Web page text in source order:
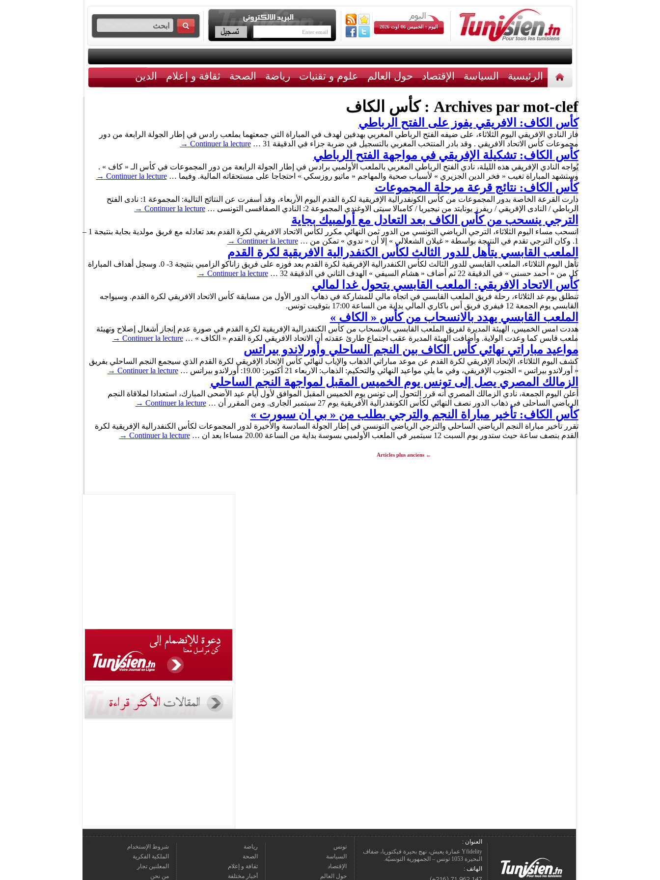
اليوم : الخميس 06 اوت 2026
الرئيسية السياسة الإقتصاد حول العالم علوم و تقنيات رياضة الصحة ثقافة و إعلام الدين
أخبار مختلفة
Archives par mot-clef : كأس الكاف
كأس الكاف: الافريقي يفوز على الفتح الرباطي
فاز النادي الافريقي اليوم الثلاثاء، على ضيفه الفتح الرباطي المغربي بهدفين لهدف في المباراة التي جمعتهما بملعب رادس في إطار الجولة الرابعة من دور
مجموعات كأس الاتحاد الافريقي . وقد بادر المنتخب المغربي بالتسجيل في ضربة جزاء في الدقيقة 31 …
Continuer la lecture
→
كأس الكاف: تشكيلة الإفريقي في مواجهة الفتح الرباطي
يُواجه النادي الإفريقي هذه الليلة، نادي الفتح الرباطي المغربي بالملعب الأولمبي برادس في إطار الجولة الرابعة من دور المجموعات في كأس الـ « كاف » .
وستشهد المباراة تغيب « فخر الدين الجزيري » لأسباب صحية والمهاجم « ماتيو روزسكي » احتجاجا على مستحقاته المالية. وفيما …Continuer la lecture
→
كأس الكاف: نتائج قرعة مرحلة المجموعات
دارت القرعة الخاصة بدور المجموعات من كأس الكونفدرالية الإفريقية لكرة القدم اليوم الأربعاء، وقد أسفرت عن النتائج التالية: المجموعة 1: نادى الفتح
الرباطي / النادى الإفريقي / ريفرز يونايتد من نيجيريا / كامبالا سيتى الاوغندي المجموعة 2: النادي الصفاقسى التونسى …
Continuer la lecture
→
الترجي ينسحب من كأس الكاف بعد التعادل مع أولمبيك بجاية
انسحب مساء اليوم الثلاثاء، الترجي الرياضي التونسي من الدور ثمن النهائي مكرر لكأس الاتحاد الافريقي لكرة القدم بعد تعادله مع فريق مولدية بجاية بنتيجة 1 –
1. وكان الترجي تقدم في النتيجة بواسطة « غيلان الشعلالي » إلا أن « ندوي » تمكن من …
Continuer la lecture
→
الملعب القابسي يتأهل للدور الثالث لكأس الكنفدرالية الافريقية لكرة القدم
تأهل اليوم الثلاثاء، الملعب القابسي للدور الثالث لكأس الكنفدرالية الإفريقية لكرة القدم بعد فوزه على فريق زاناكو الزامبي بنتيجة 3- 0. وسجل أهداف المباراة
كل من « أحمد حسني » في الدقيقة 22 ثم أضاف « هشام السيفي » الهدف الثاني في الدقيقة 32 …
Continuer la lecture
→
كأس الاتحاد الافريقي: الملعب القابسي يتحول غدا لمالي
تنطلق يوم غد الثلاثاء، رحلة فريق الملعب القابسي في اتجاه مالي للمشاركة في ذهاب الدور الأول من مسابقة كأس الاتحاد الافريقي لكرة القدم. وسيواجه
القابسي يوم الجمعة 12 فيفري فريق أس باكاري المالي بداية من الساعة 17:00 بتوقيت تونس.
الملعب القابسي يهدد بالانسحاب من كأس « الكاف »
هددت امس الخميس، الهيئة المديرة لفريق الملعب القابسي بالانسحاب من كأس الكنفدرالية الإفريقية لكرة القدم في صورة عدم إنجاز أشغال إصلاح وتهيئة
ملعب قابس كما وعدت الولاية. وأضافت الهيئة المديرة عقب اجتماع طارئ عقدته أن الاتحاد الافريقي لكرة القدم « الكاف » …Continuer la lecture
→
مواعيد مباراتي نهائي كأس الكاف بين النجم الساحلي وأورلاندو بيراتس
كشف اليوم الثلاثاء، الإتحاد الإفريقي لكرة القدم عن موعد مباراتي الذهاب والإياب لنهائي كأس الإتحاد الإفريقي لكرة القدم الذي سيجمع النجم الساحلي بفريق
« أورلاندو بيراتس » الجنوب الإفريقي، وفي ما يلي مواعيد النهائي والتحكيم: الذهاب: الاربعاء 21 أكتوبر: 19.00: أورلاندو بيراتس …
Continuer la lecture
→
الزمالك المصري يصل إلى تونس يوم الخميس المقبل لمواجهة النجم الساحلي
أعلن اليوم الجمعة، نادي الزمالك المصري أنه قرر التحول إلى تونس يوم الخميس المقبل الموافق لأول أيام عيد الأضحى المبارك، استعدادا لملاقاة النجم
الرياضي الساحلى فى ذهاب الدور نصف النهائي لكأس الكونفدرالية الأفريقية يوم 27 سبتمبر الجارى. ومن المقرر أن …
Continuer la lecture
→
كأس الكاف: تأخير مباراة النجم والترجي بطلب من « بي ان سبورت »
تقرر تأخير مباراة النجم الرياضي الساحلي والترجي الرياضي التونسي في إطار الجولة السادسة والأخيرة لدور المجموعات لكأس الكنفدرالية الإفريقية لكرة
القدم بنصف ساعة حيث ستدور يوم السبت 12 سبتمبر في الملعب الأولمبي بسوسة بداية من الساعة 20.00 مساءا بعد ان …
Continuer la lecture
→
←
Articles plus anciens
العنوان :
Yfidelity عمارة يعيش، نهج بحيرة فيكتوريا، ضفاف
البحيرة 1053 تونس – الجمهورية التونسيّة.
الهاتف :
تونس
السياسة
الإقتصاد
حول العالم
رياضة
الصحة
ثقافة و إعلام
أخبار مختلفة
شروط الإستخدام
الملكية الفكرية
المعلنين تجار
من نحن